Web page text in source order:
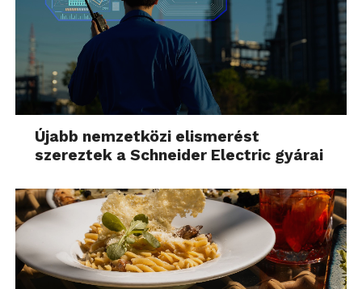
Újabb nemzetközi elismerést
szereztek a Schneider Electric gyárai